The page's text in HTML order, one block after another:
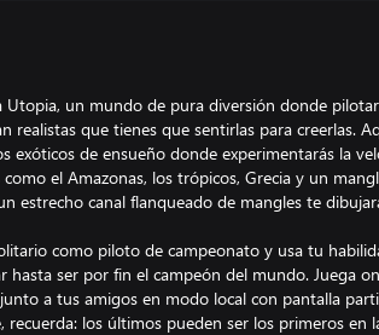
Utopia, un mundo de pura diversión donde
realistas que tienes que sentirlas para creerlas.
exóticos de ensueño donde experimentarás la
el Amazonas, los trópicos, Grecia y un
estrecho canal flanqueado de mangles te
como piloto de campeonato y usa tu
hasta ser por fin el campeón del mundo. Juega
a tus amigos en modo local con pantalla
recuerda: los últimos pueden ser los primeros en